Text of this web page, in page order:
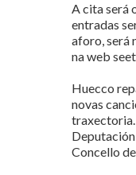
A cita será
entradas
aforo, será
na web
Huecco
novas
Concello